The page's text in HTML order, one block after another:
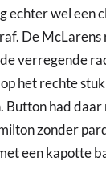
echter wel een
De McLarens
verregende
het rechte
Button had daar
zonder
een kapotte